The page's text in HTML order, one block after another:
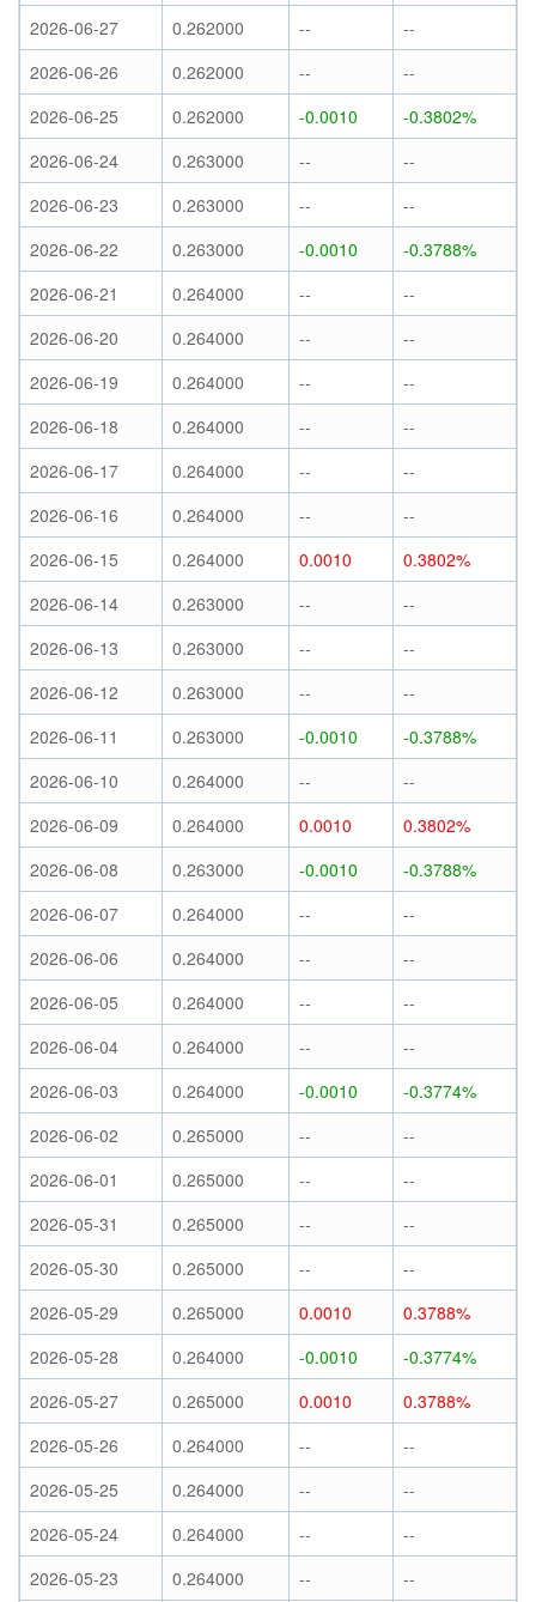
2026-06-27 0.262000 --
--
2026-06-26
0.262000 --
--
2026-06-25
0.262000 -0.0010
-0.3802%
2026-06-24
0.263000 --
--
2026-06-23
0.263000 --
--
2026-06-22
0.263000 -0.0010
-0.3788%
2026-06-21
0.264000 --
--
2026-06-20
0.264000 --
--
2026-06-19
0.264000 --
--
2026-06-18
0.264000 --
--
2026-06-17
0.264000 --
--
2026-06-16
0.264000 --
--
2026-06-15
0.264000 0.0010
0.3802%
2026-06-14
0.263000 --
--
2026-06-13
0.263000 --
--
2026-06-12
0.263000 --
--
2026-06-11
0.263000 -0.0010
-0.3788%
2026-06-10
0.264000 --
--
2026-06-09
0.264000 0.0010
0.3802%
2026-06-08
0.263000 -0.0010
-0.3788%
2026-06-07
0.264000 --
--
2026-06-06
0.264000 --
--
2026-06-05
0.264000 --
--
2026-06-04
0.264000 --
--
2026-06-03
0.264000 -0.0010
-0.3774%
2026-06-02
0.265000 --
--
2026-06-01
0.265000 --
--
2026-05-31
0.265000 --
--
2026-05-30
0.265000 --
--
2026-05-29
0.265000 0.0010
0.3788%
2026-05-28
0.264000 -0.0010
-0.3774%
2026-05-27
0.265000 0.0010
0.3788%
2026-05-26
0.264000 --
--
2026-05-25
0.264000 --
--
2026-05-24
0.264000 --
--
2026-05-23
0.264000 --
--